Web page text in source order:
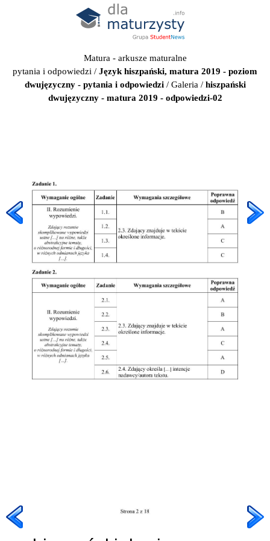
Matura - arkusze maturalne
pytania i odpowiedzi / Język hiszpański, matura 2019 - poziom
dwujęzyczny - pytania i odpowiedzi/ Galeria / hiszpański
dwujęzyczny - matura 2019 - odpowiedzi-02